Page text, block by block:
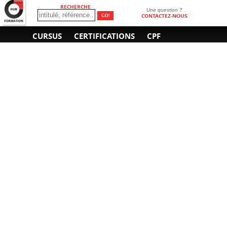
RECHERCHE Une question ?
CONTACTEZ-NOUS
CURSUS CERTIFICATIONS CPF